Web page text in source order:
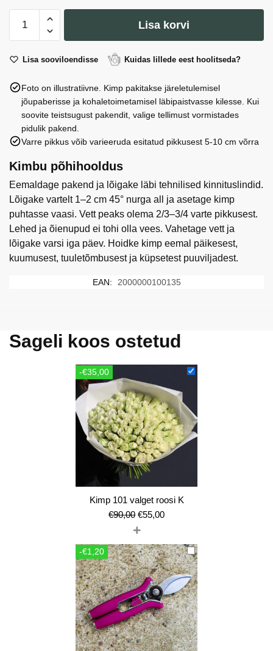
roosi
101
roosi
kogus
Lisa korvi
Lisa sooviloendisse Kuidas lillede eest hoolitseda?
Foto on illustratiivne. Kimp pakitakse järeletulemisel
jõupaberisse ja kohaletoimetamisel läbipaistvasse kilesse. Kui
soovite teistsugust pakendit, valige tellimust vormistades
pidulik pakend.
Varre pikkus võib varieeruda esitatud pikkusest 5-10 cm võrra
Kimbu põhihooldus
Eemaldage pakend ja lõigake läbi tehnilised kinnituslindid.
Lõigake vartelt 1–2 cm 45° nurga all ja asetage kimp
puhtasse vaasi. Vett peaks olema 2/3–3/4 varte pikkusest.
Lehed ja õienupud ei tohi olla vees. Vahetage vett ja
lõigake varsi iga päev. Hoidke kimp eemal päikesest,
kuumusest, tuuletõmbusest ja küpsetest puuviljadest.
EAN: 2000000100135
Sageli koos ostetud
-€35,00
Kimp 101 valget roosi K
€90,00 Algne
hind
oli:
€90,00.
€55,00Current
is:
€55,00.
+
-€1,20